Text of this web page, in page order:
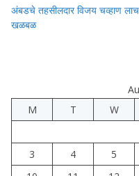
अंबडचे तहसीलदार विजय चव्हाण
खळबळ
M
T W
3
4 5